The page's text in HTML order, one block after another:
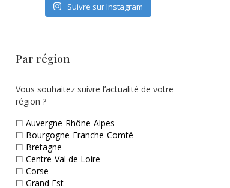
Suivre sur Instagram
Par région
Vous souhaitez suivre l’actualité de votre
région ?
☐ Auvergne-Rhône-Alpes
☐ Bourgogne-Franche-Comté
☐ Bretagne
☐ Centre-Val de Loire
☐ Corse
☐ Grand Est